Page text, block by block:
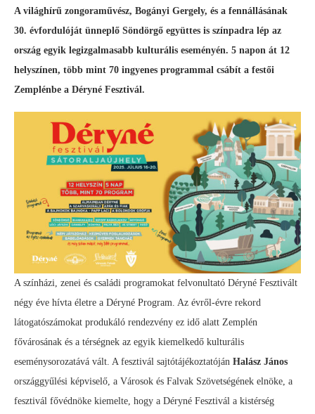
A világhírű zongoraművész, Bogányi Gergely, és a fennállásának
30. évfordulóját ünneplő Söndörgő együttes is színpadra lép az
ország egyik legizgalmasabb kulturális eseményén. 5 napon át 12
helyszínen, több mint 70 ingyenes programmal csábít a festői
Zemplénbe a Déryné Fesztivál.
A színházi, zenei és családi programokat felvonultató Déryné Fesztivált
négy éve hívta életre a Déryné Program. Az évről-évre rekord
látogatószámokat produkáló rendezvény ez idő alatt Zemplén
fővárosának és a térségnek az egyik kiemelkedő kulturális
eseménysorozatává vált. A fesztivál sajtótájékoztatóján Halász János
országgyűlési képviselő, a Városok és Falvak Szövetségének elnöke, a
fesztivál fővédnöke kiemelte, hogy a Déryné Fesztivál a kistérség